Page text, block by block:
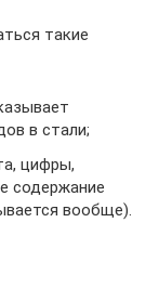
такие
в стали;
цифры,
содержание
вообще).